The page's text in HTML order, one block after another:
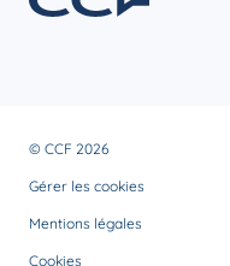
© CCF 2026
Gérer les cookies
Mentions légales
Cookies